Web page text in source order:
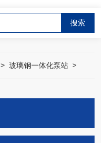
>玻璃钢一体化泵站 >